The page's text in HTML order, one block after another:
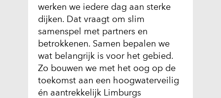
werken we iedere dag aan sterke
dijken. Dat vraagt om slim
samenspel met partners en
betrokkenen. Samen bepalen we
wat belangrijk is voor het gebied.
Zo bouwen we met het oog op de
toekomst aan een hoogwaterveilig
én aantrekkelijk Limburgs